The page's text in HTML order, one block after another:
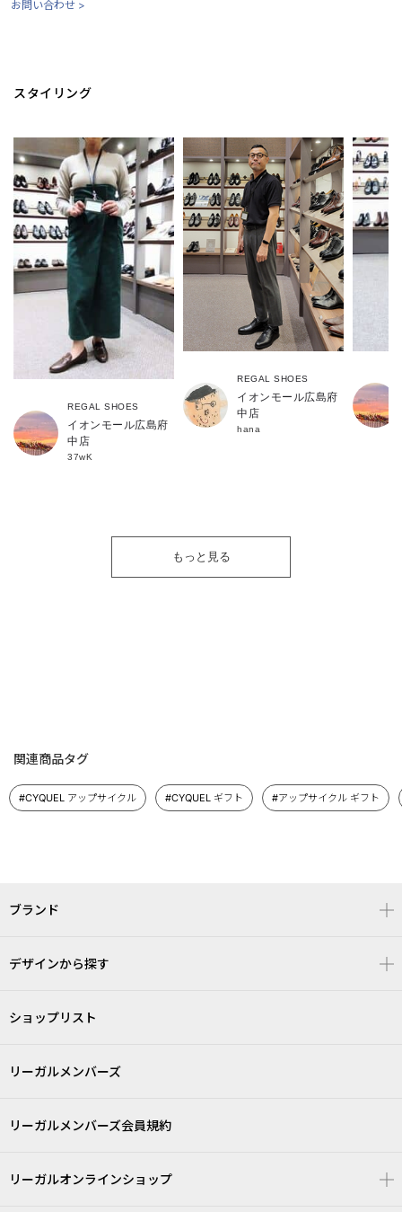
お問い合わせ >
スタイリング
REGAL SHOES
イオンモール広島府
中店
37wK
REGAL SHOES
イオンモール広島府
中店
hana
もっと見る
関連商品タグ
#CYQUEL アップサイクル #CYQUEL ギフト #アップサイクル ギフト
ブランド
デザインから探す
ショップリスト
リーガルメンバーズ
リーガルメンバーズ会員規約
リーガルオンラインショップ